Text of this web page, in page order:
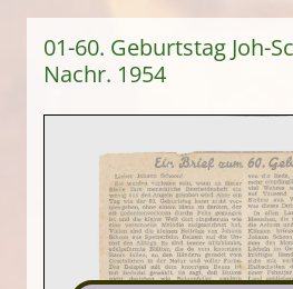
01-60. Geburtstag Joh-
Nachr. 1954